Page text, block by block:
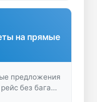
на прямые
предложения
без багажа